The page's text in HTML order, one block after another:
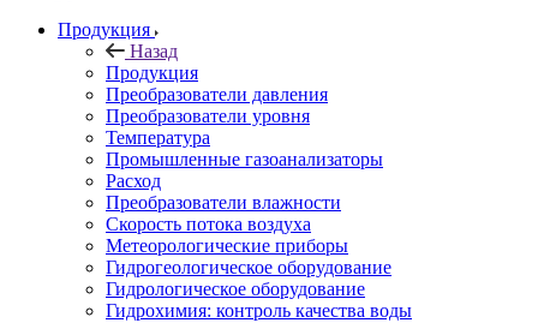
Продукция
Назад
Продукция
Преобразователи давления
Преобразователи уровня
Температура
Промышленные газоанализаторы
Расход
Преобразователи влажности
Скорость потока воздуха
Метеорологические приборы
Гидрогеологическое оборудование
Гидрологическое оборудование
Гидрохимия: контроль качества воды